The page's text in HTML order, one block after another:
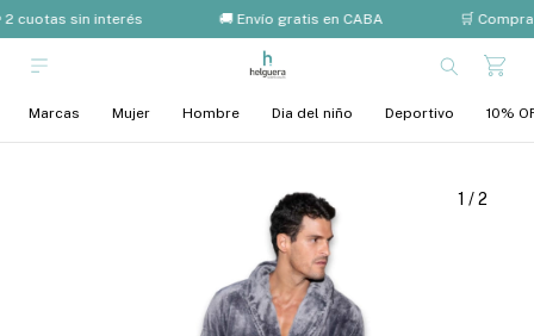
cuotas sin interés 🚚 Envío gratis en CABA 🛒
Marcas Mujer Hombre Dia del niño Deportivo 10%
1 /2